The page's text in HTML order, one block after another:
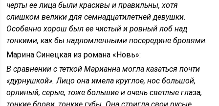
черты ее лица были красивы и правильны, хотя
слишком велики для семнадцатилетней девушки.
Особенно хорош был ее чистый и ровный лоб над
тонкими, как бы надломленными посередине бровями.
Марина Синецкая из романа «Новь»:
В сравнении с теткой Марианна могла казаться почти
«дурнушкой». Лицо она имела круглое, нос большой,
орлиный, серые, тоже большие и очень светлые глаза,